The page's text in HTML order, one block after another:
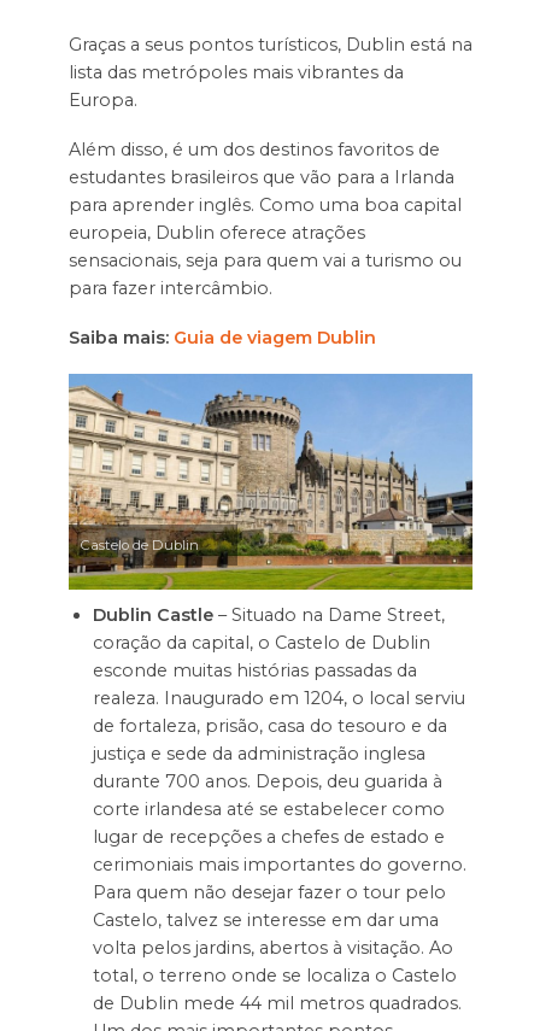
Graças a seus pontos turísticos, Dublin está na
lista das metrópoles mais vibrantes da
Europa.
Além disso, é um dos destinos favoritos de
estudantes brasileiros que vão para a Irlanda
para aprender inglês. Como uma boa capital
europeia, Dublin oferece atrações
sensacionais, seja para quem vai a turismo ou
para fazer intercâmbio.
Saiba mais: Guia de viagem Dublin
Castelo de Dublin
Dublin Castle– Situado na Dame Street,
coração da capital, o Castelo de Dublin
esconde muitas histórias passadas da
realeza. Inaugurado em 1204, o local serviu
de fortaleza, prisão, casa do tesouro e da
justiça e sede da administração inglesa
durante 700 anos. Depois, deu guarida à
corte irlandesa até se estabelecer como
lugar de recepções a chefes de estado e
cerimoniais mais importantes do governo.
Para quem não desejar fazer o tour pelo
Castelo, talvez se interesse em dar uma
volta pelos jardins, abertos à visitação. Ao
total, o terreno onde se localiza o Castelo
de Dublin mede 44 mil metros quadrados.